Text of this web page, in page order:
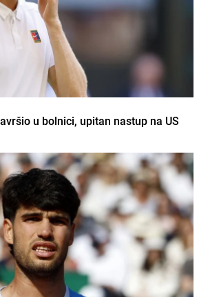
u bolnici, upitan nastup na US